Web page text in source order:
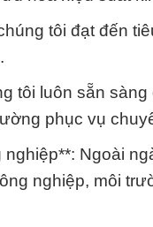
tôi đạt đến
tôi luôn sẵn
phục vụ
Ngoài
nghiệp, môi